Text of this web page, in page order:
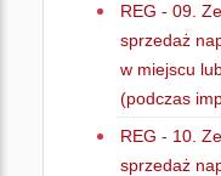
REG - 09.
sprzedaż
w miejscu
(podczas
REG - 10.
sprzedaż